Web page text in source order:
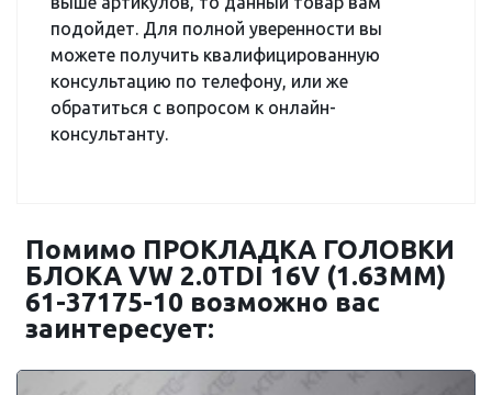
подойдет. Для полной уверенности вы
можете получить квалифицированную
консультацию по телефону, или же
обратиться с вопросом к онлайн-
консультанту.
Помимо ПРОКЛАДКА ГОЛОВКИ
БЛОКА VW 2.0TDI 16V (1.63MM)
61-37175-10 возможно вас
заинтересует: